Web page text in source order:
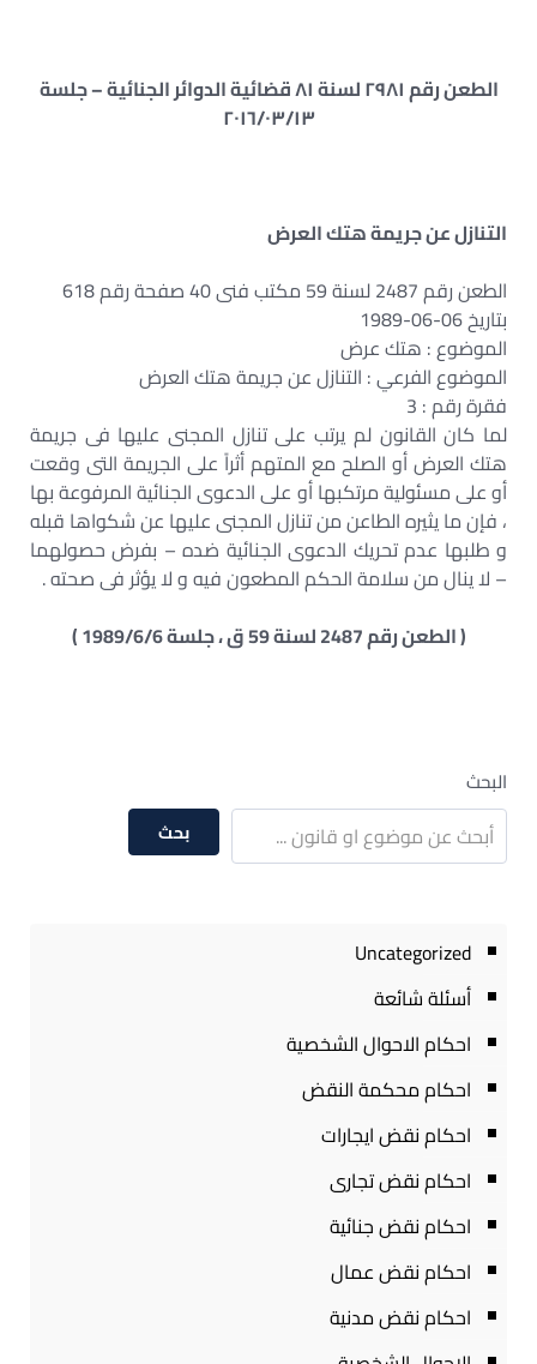
الطعن رقم ٢٩٨١ لسنة ٨١ قضائية الدوائر الجنائية – جلسة
٢٠١٦/٠٣/١٣
التنازل عن جريمة هتك العرض
الطعن رقم 2487 لسنة 59 مكتب فنى 40 صفحة رقم 618
بتاريخ 06-06-1989
الموضوع : هتك عرض
الموضوع الفرعي : التنازل عن جريمة هتك العرض
فقرة رقم : 3
لما كان القانون لم يرتب على تنازل المجنى عليها فى جريمة
هتك العرض أو الصلح مع المتهم أثراً على الجريمة التى وقعت
أو على مسئولية مرتكبها أو على الدعوى الجنائية المرفوعة بها
، فإن ما يثيره الطاعن من تنازل المجنى عليها عن شكواها قبله
و طلبها عدم تحريك الدعوى الجنائية ضده – بفرض حصولهما
– لا ينال من سلامة الحكم المطعون فيه و لا يؤثر فى صحته .
( الطعن رقم 2487 لسنة 59 ق ، جلسة 1989/6/6 )
البحث
بحث
Uncategorized
أسئلة شائعة
احكام الاحوال الشخصية
احكام محكمة النقض
احكام نقض ايجارات
احكام نقض تجارى
احكام نقض جنائية
احكام نقض عمال
احكام نقض مدنية